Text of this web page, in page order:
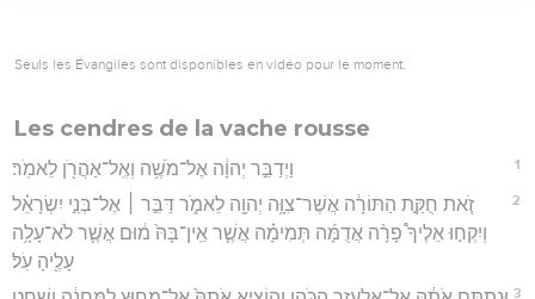
Seuls les Évangiles sont disponibles en vidéo pour le moment.
Les cendres de la vache rousse
1 וַיְדַבֵּ֣ר יְהוָ֔ה אֶל־מֹשֶׁ֥ה וְאֶֽל־אַהֲרֹ֖ן לֵאמֹֽר׃
2
זֹ֚את חֻקַּ֣ת הַתּוֹרָ֔ה אֲשֶׁר־צִוָּ֥ה יְהוָ֖ה לֵאמֹ֑ר דַּבֵּ֣ר ׀ אֶל־בְּנֵ֣י יִשְׂרָאֵ֗ל
וְיִקְח֣וּ אֵלֶיךָ֩ פָרָ֨ה אֲדֻמָּ֜ה תְּמִימָ֗ה אֲשֶׁ֤ר אֵֽין־בָּהּ֙ מ֔וּם אֲשֶׁ֛ר לֹא־עָלָ֥ה
עָלֶ֖יהָ עֹֽל׃
3